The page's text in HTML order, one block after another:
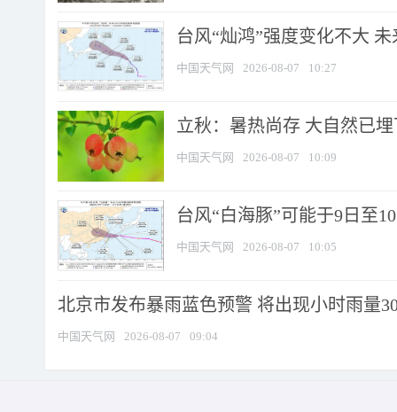
台风“灿鸿”强度变化不大
中国天气网 2026-08-07 10:27
立秋：暑热尚存 大自然已
中国天气网 2026-08-07 10:09
台风“白海豚”可能于9日至
中国天气网 2026-08-07 10:05
北京市发布暴雨蓝色预警 将出现小时雨量
中国天气网 2026-08-07 09:04